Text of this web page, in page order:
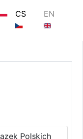
CS EN
Polskich